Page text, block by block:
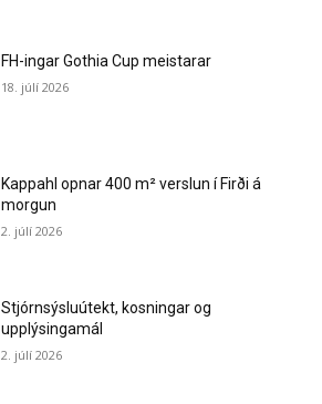
FH-ingar Gothia Cup meistarar
18. júlí 2026
Kappahl opnar 400 m² verslun í Firði á
morgun
2. júlí 2026
Stjórnsýsluútekt, kosningar og
upplýsingamál
2. júlí 2026